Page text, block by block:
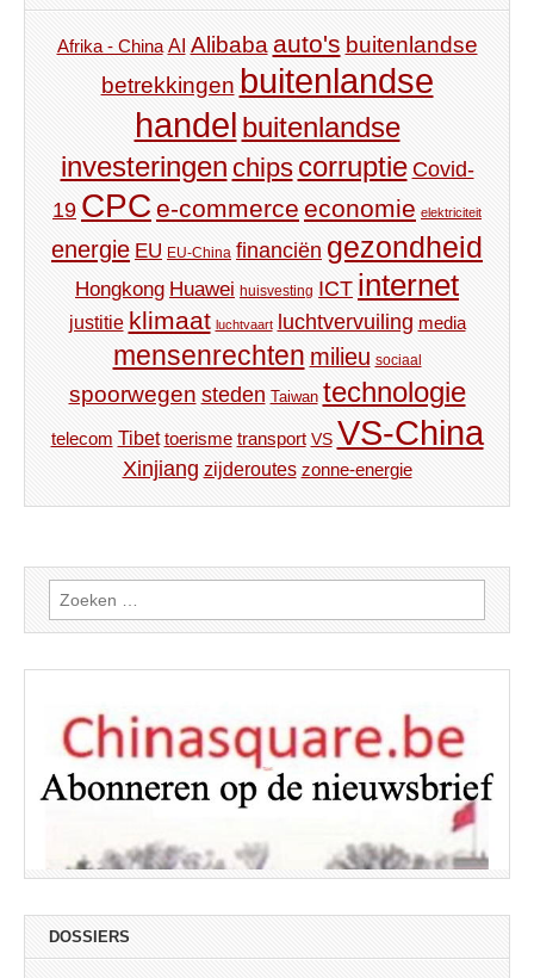
Afrika - China AI Alibaba auto's buitenlandse
betrekkingen buitenlandse
handel buitenlandse
investeringen chips corruptie Covid-
19 CPC e-commerce economie elektriciteit
energie EU EU-China financiën gezondheid
Hongkong Huawei huisvesting ICT internet
justitie klimaat luchtvaart luchtvervuiling media
mensenrechten milieu sociaal
spoorwegen steden Taiwan technologie
telecom Tibet toerisme transport VS VS-China
Xinjiang zijderoutes zonne-energie
Zoeken
naar:
DOSSIERS